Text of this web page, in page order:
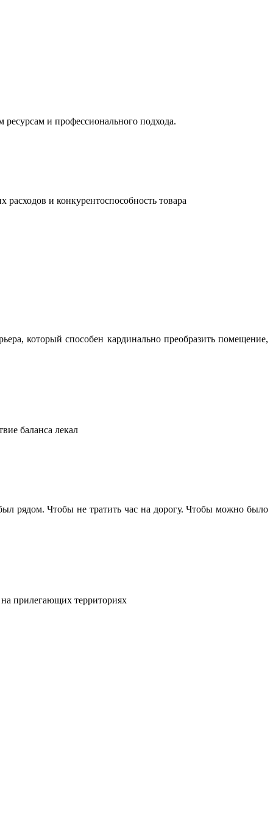
и профессионального подхода.
расходов и конкурентоспособность товара
который способен кардинально преобразить помещение,
баланса лекал
рядом. Чтобы не тратить час на дорогу. Чтобы можно было
на прилегающих территориях